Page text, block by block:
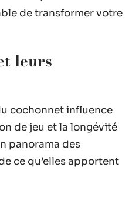
de transformer votre
leurs
cochonnet influence
de jeu et la longévité
panorama des
ce qu’elles apportent